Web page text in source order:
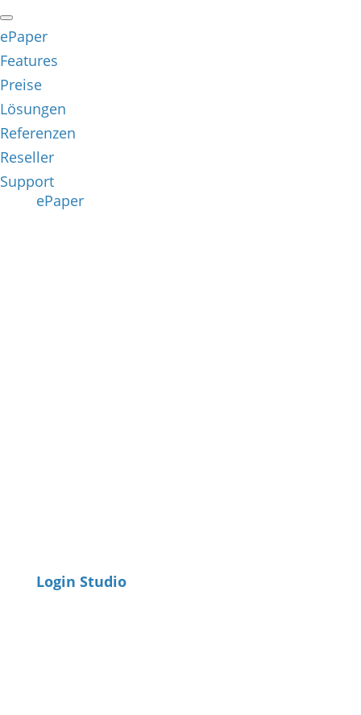
ePaper
Features
Preise
Lösungen
Referenzen
Reseller
Support
ePaper
Login Studio